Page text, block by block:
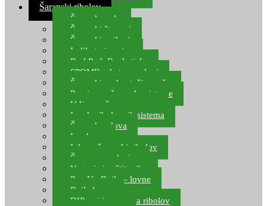
Šaranski ribolov
Šaranske role
Šaranski štapovi
Šaranski najloni
Indikatori ugriza
Rod Pod, Banksticks
SPOMB rakete, markeri
Šaranski podmetači, mreže
Pernice za šaranske sisteme
Udice za šarana, amura
Izrada ribolovnih sistema
Šaranska olova
Leadcore
Igle za šaranski ribolov
Špage, upredenice
Vaganje i zaštita ribe
Pop Up Boile – lovne
Boile lovne
DIP-ovi i arome za ribolov